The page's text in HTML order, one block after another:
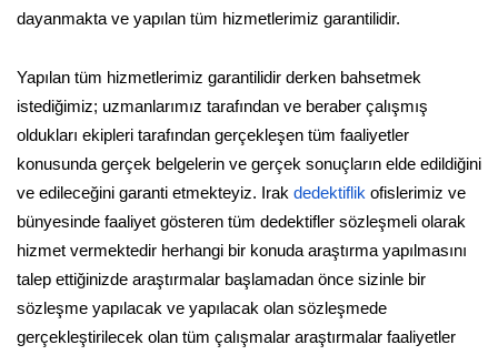
dayanmakta ve yapılan tüm hizmetlerimiz garantilidir.
Yapılan tüm hizmetlerimiz garantilidir derken bahsetmek
istediğimiz; uzmanlarımız tarafından ve beraber çalışmış
oldukları ekipleri tarafından gerçekleşen tüm faaliyetler
konusunda gerçek belgelerin ve gerçek sonuçların elde edildiğini
ve edileceğini garanti etmekteyiz. Irak dedektiflik ofislerimiz ve
bünyesinde faaliyet gösteren tüm dedektifler sözleşmeli olarak
hizmet vermektedir herhangi bir konuda araştırma yapılmasını
talep ettiğinizde araştırmalar başlamadan önce sizinle bir
sözleşme yapılacak ve yapılacak olan sözleşmede
gerçekleştirilecek olan tüm çalışmalar araştırmalar faaliyetler